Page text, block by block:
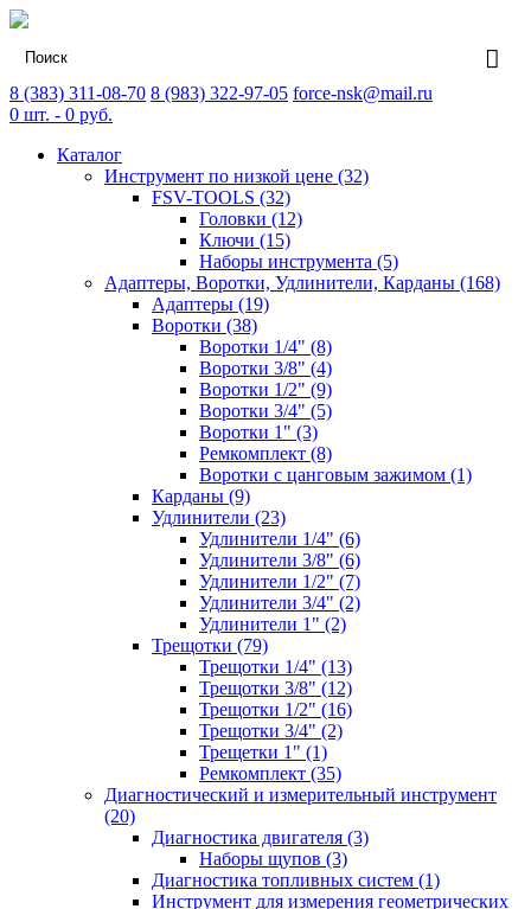
8 (383) 311-08-70 8 (983) 322-97-05 force-nsk@mail.ru
0 шт. - 0 руб.
Каталог
Инструмент по низкой цене (32)
FSV-TOOLS (32)
Головки (12)
Ключи (15)
Наборы инструмента (5)
Адаптеры, Воротки, Удлинители, Карданы (168)
Адаптеры (19)
Воротки (38)
Воротки 1/4" (8)
Воротки 3/8" (4)
Воротки 1/2" (9)
Воротки 3/4" (5)
Воротки 1" (3)
Ремкомплект (8)
Воротки с цанговым зажимом (1)
Карданы (9)
Удлинители (23)
Удлинители 1/4" (6)
Удлинители 3/8" (6)
Удлинители 1/2" (7)
Удлинители 3/4" (2)
Удлинители 1" (2)
Трещотки (79)
Трещотки 1/4" (13)
Трещотки 3/8" (12)
Трещотки 1/2" (16)
Трещотки 3/4" (2)
Трещетки 1" (1)
Ремкомплект (35)
Диагностический и измерительный инструмент
(20)
Диагностика двигателя (3)
Наборы щупов (3)
Диагностика топливных систем (1)
Инструмент для измерения геометрических